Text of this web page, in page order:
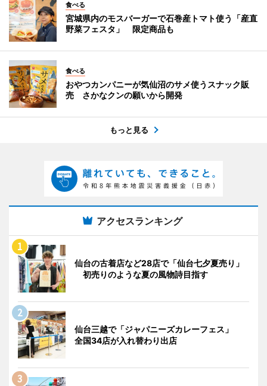
食べる
宮城県内のモスバーガーで石巻産トマト使う「産直
野菜フェスタ」 限定商品も
食べる
おやつカンパニーが気仙沼のサメ使うスナック販
売 さかなクンの願いから開発
もっと見る
アクセスランキング
仙台の古着店など28店で「仙台七夕夏売り」
初売りのような夏の風物詩目指す
仙台三越で「ジャパニーズカレーフェス」
全国34店が入れ替わり出店